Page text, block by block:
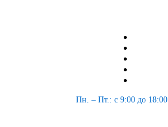
Пн. – Пт.: с 9:00 до 18:00